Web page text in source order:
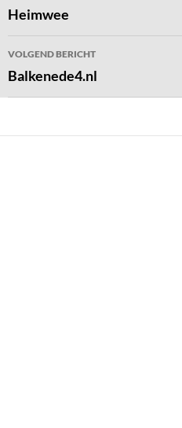
navigatie
Heimwee
VOLGEND BERICHT
Balkenede4.nl